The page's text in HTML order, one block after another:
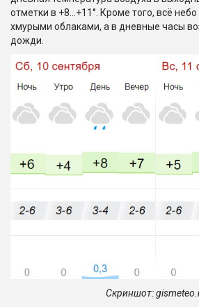
отметки в +8…+11°. Кроме того, всё небо
хмурыми облаками, а в дневные часы
дожди.
Скриншот:gismeteo.